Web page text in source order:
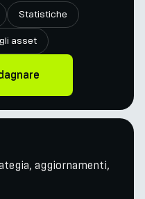
Statistiche
asset
aggiornamenti,